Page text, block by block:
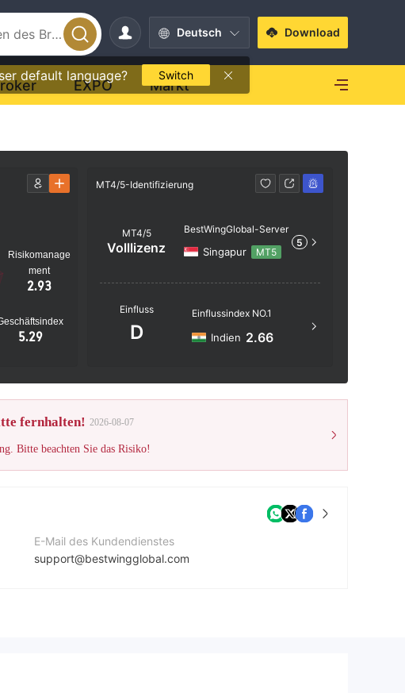
Deutsch
default language? Switch
Download
EXPO Markt
5.29
Risikomanage
ment
2.93
MT4/5-Identifizierung
MT4/5
Volllizenz
BestWingGlobal-Server
Singapur MT5
5
Einfluss
D
Einflussindex NO.1
Indien 2.66
fernhalten! 2026-08-07
Bitte beachten Sie das Risiko!
E-Mail des Kundendienstes
support@bestwingglobal.com